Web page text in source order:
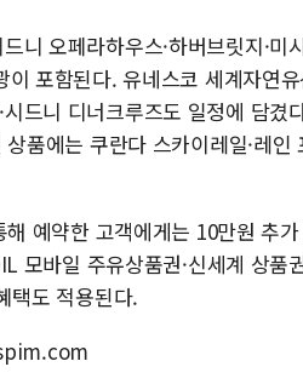
니 오페라하우스·하버브릿지·미
포함된다. 유네스코 세계자연
시드니 디너크루즈도 일정에 담
품에는 쿠란다 스카이레일·레
해 예약한 고객에게는 10만원 추
모바일 주유상품권·신세계 상
택도 적용된다.